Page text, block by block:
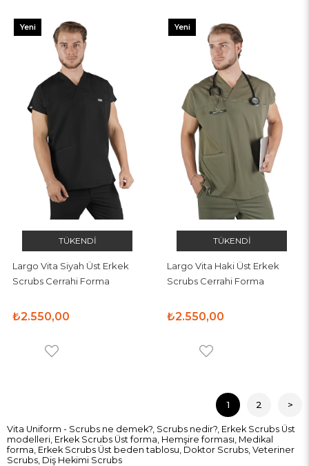
TÜKENDI
Largo Vita Siyah Üst Erkek
Scrubs Cerrahi Forma
₺2.550,00
Yeni
TÜKENDI
Largo Vita Haki Üst Erkek
Scrubs Cerrahi Forma
₺2.550,00
Yeni
1 2 >
Vita Uniform - Scrubs ne demek?, Scrubs nedir?, Erkek Scrubs Üst
modelleri, Erkek Scrubs Üst forma, Hemşire forması, Medikal
forma, Erkek Scrubs Üst beden tablosu, Doktor Scrubs, Veteriner
Scrubs, Diş Hekimi Scrubs